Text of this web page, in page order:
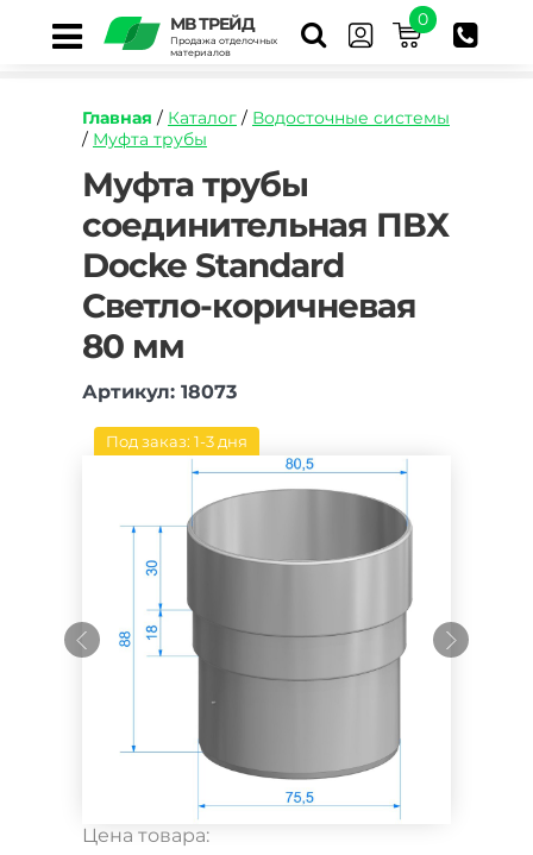
МВ ТРЕЙД
Продажа отделочных
материалов
0
Главная / Каталог / Водосточные системы
/ Муфта трубы
https://mvtrade.ru/images/id/normal/mufta-
truby-
soedinitelnaya-
pvkh-
docke-
standard-
svetlo-
korichnevaya-
80-
mm.jpg
Муфта трубы
соединительная ПВХ
Docke Standard
Светло-коричневая
80 мм
Артикул: 18073
Под заказ: 1-3 дня
Цена товара: